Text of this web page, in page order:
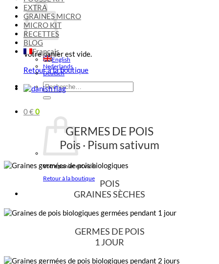
Votre panier est vide.
Retour à la boutique
Recherche
pour :
0€0
Votre panier est vide.
Retour à la boutique
EXTRA
GRAINES MICRO
MICRO KIT
RECETTES
BLOG
Français
English
Nederlands
Deutsch
GERMES DE POIS
Pois · Pisum sativum
POIS
GRAINES SÈCHES
GERMES DE POIS
1 JOUR